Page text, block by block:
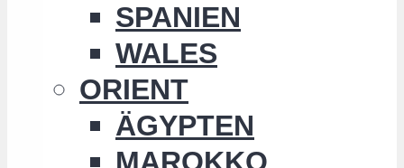
SPANIEN
WALES
ORIENT
ÄGYPTEN